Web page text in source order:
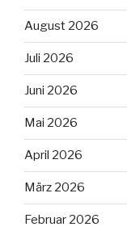
August 2026
Juli 2026
Juni 2026
Mai 2026
April 2026
März 2026
Februar 2026